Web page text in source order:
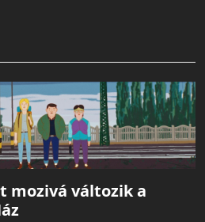
mozivá változik a